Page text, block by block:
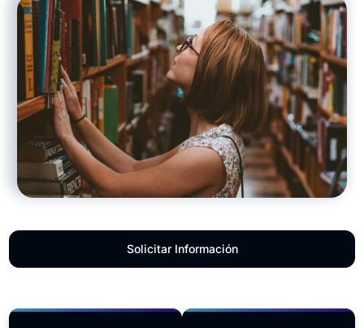
Solicitar Información